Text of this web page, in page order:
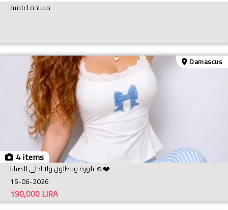
مساحة اعلانية
4 items
Damascus
بلوزة وبنطلون ولا احلى للصبايا ☺️❤️
15-06-2026
LIRA
190,000